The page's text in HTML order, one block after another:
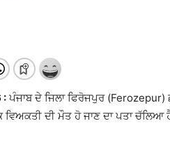
: ਪੰਜਾਬ ਦੇ ਜਿਲਾ ਫਿਰੋਜਪੁਰ
ਦੀ ਮੌਤ ਹੋ ਜਾਣ ਦਾ ਪਤਾ ਚੱਲਿਆ